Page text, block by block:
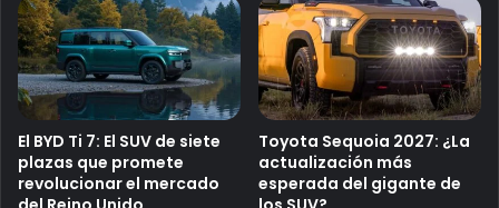
El BYD Ti 7: El SUV de siete
plazas que promete
revolucionar el mercado
Toyota Sequoia 2027: ¿La
actualización más
esperada del gigante de